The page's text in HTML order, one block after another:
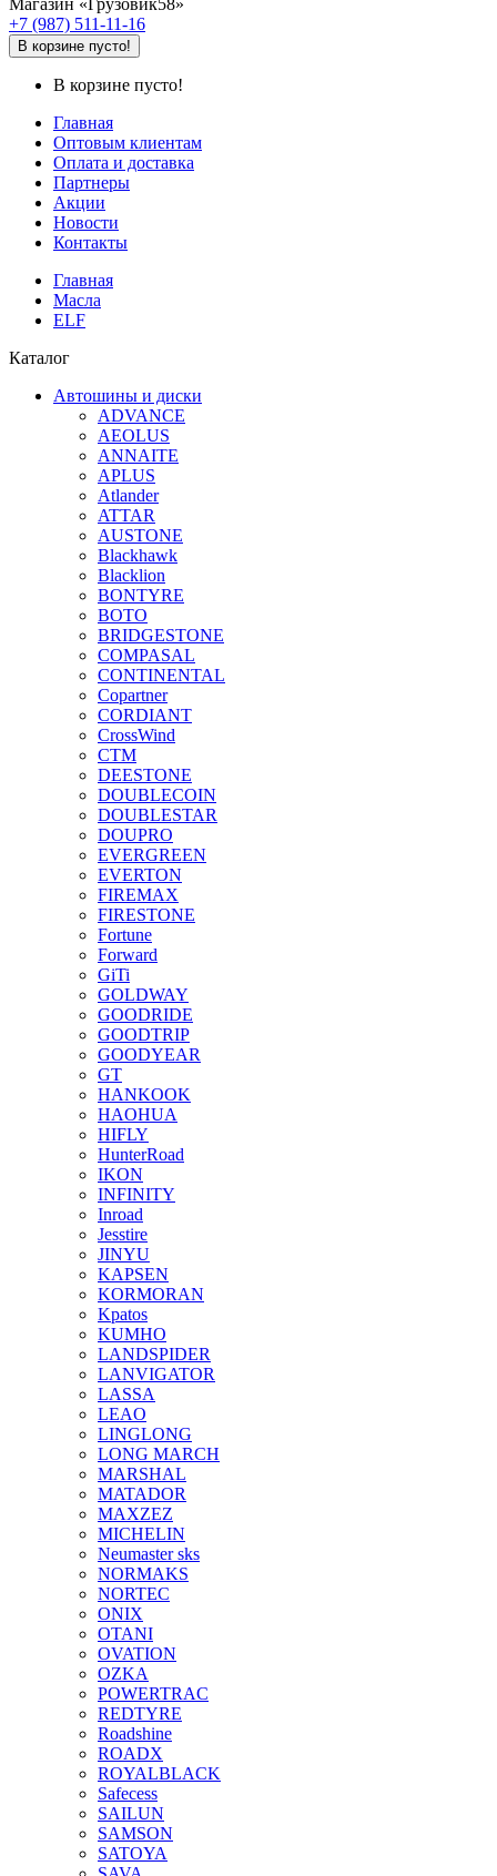
Магазин «Грузовик58»
+7 (987) 511-11-16
В корзине пусто!
В корзине пусто!
Главная
Оптовым клиентам
Оплата и доставка
Партнеры
Акции
Новости
Контакты
Главная
Масла
ELF
Каталог
Автошины и диски
ADVANCE
AEOLUS
ANNAITE
APLUS
Atlander
ATTAR
AUSTONE
Blackhawk
Blacklion
BONTYRE
BOTO
BRIDGESTONE
COMPASAL
CONTINENTAL
Copartner
CORDIANT
CrossWind
CTM
DEESTONE
DOUBLECOIN
DOUBLESTAR
DOUPRO
EVERGREEN
EVERTON
FIREMAX
FIRESTONE
Fortune
Forward
GiTi
GOLDWAY
GOODRIDE
GOODTRIP
GOODYEAR
GT
HANKOOK
HAOHUA
HIFLY
HunterRoad
IKON
INFINITY
Inroad
Jesstire
JINYU
KAPSEN
KORMORAN
Kpatos
KUMHO
LANDSPIDER
LANVIGATOR
LASSA
LEAO
LINGLONG
LONG MARCH
MARSHAL
MATADOR
MAXZEZ
MICHELIN
Neumaster sks
NORMAKS
NORTEC
ONIX
OTANI
OVATION
OZKA
POWERTRAC
REDTYRE
Roadshine
ROADX
ROYALBLACK
Safecess
SAILUN
SAMSON
SATOYA